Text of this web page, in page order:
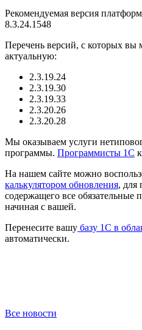
Рекомендуемая версия
8.3.24.1548
Перечень версий, с которых вы
актуальную:
2.3.19.24
2.3.19.30
2.3.19.33
2.3.20.26
2.3.20.28
Мы оказываем услуги
программы. Программисты 1С
На нашем сайте можно
калькулятором обновления, для
содержащего все обязательные
начиная с вашей.
Перенесите вашу базу 1C в
автоматически.
Все новости